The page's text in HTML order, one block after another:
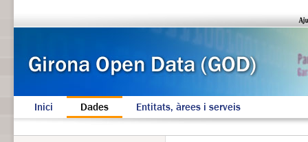
Inici Dades Entitats, àrees i serveis